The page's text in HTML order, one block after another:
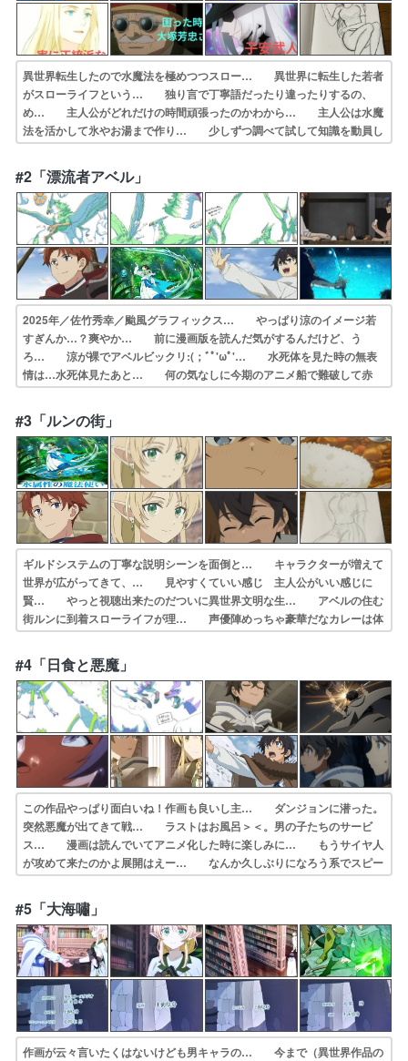
異世界転生したので水魔法を極めつつスロー… 異世界に転生した若者
がスローライフという… 独り言で丁寧語だったり違ったりするの、
め… 主人公がどれだけの時間頑張ったのかわから… 主人公は水魔
法を活かして氷やお湯まで作り… 少しずつ調べて試して知識を動員し
て強くな… 現世で事故により命を落とし、行き着いた先… って思
ってたら2話出でるやんけ。最初が面… なろう枠、異世界転生枠喋る
んかい、友好的… 隠し属性「不労」というから、毎日スライム…
#2「漂流者アベル」
2025年／佐竹秀幸／颱風グラフィックス… やっぱり涼のイメージ若
すぎんか…？爽やか… 前に漫画版を読んだ気がするんだけど、う
ろ… 涼が裸でアベルビックリ:(；ﾞﾟ'ωﾟ'… 水死体を見た時の無表
情は…水死体見たあと… 何の気なしに今期のアニメ船で難破して赤
毛… ねこに転生したおじさんホテル・インヒュー… この作品好き
で、早稲田文学部卒の作者の言… 異世界転生で初期メンバーが男二人
って珍し… パーティに女がいない男2人の冒険でも十分…
#3「ルンの街」
ギルドシステムの丁寧な説明シーンを面倒と… キャラクターが増えて
世界が広がってきて、… 見やすくていい感じ 主人公がいい感じに
賢… やっと視聴出来たのだついに異世界文明な生… アベルの住む
街ルンに到着スローライフが理… 声優陣めっちゃ豪華だなカレーは体
重気にす… やっぱり雰囲気といいキャラクターといい作… もしか
してあのデュラハンって精霊王だった… アニメとか久しく観てなかっ
たけどマンガと… ギルドに入るとモブ冒険者たちの衣装みんな…
#4「日食と悪魔」
この作品やっぱり面白いね！作画も良いし主… ダンジョンに潜った。
突然悪魔が出てきて戦… ラストはお風呂＞＜。男の子たちのサービ
ス… 漫画は読んでいてアニメ化した時に楽しみに… もうサイヤ人
が攻めて来たのかよ展開はえー… なんか久しぶりになろう系でスピー
ド感ある… レオノールｷﾀ━━━━(ﾟ∀ﾟ)━━━━… 話やキャラク
ターは好きだけど、戦闘シーン… 日食で人が消え悪魔が出現ってペル
ソナ3の… 男同士で仲良く入浴するシーンとかええねん…
#5「大海嘯」
作画が云々言いたくはないけども男キャラの… 今まで（異世界作品の